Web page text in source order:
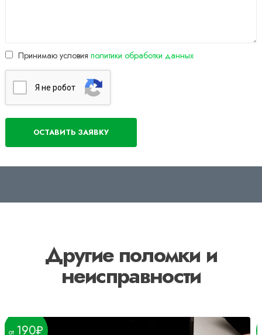
Принимаю условия политики обработки данных
Я нe poбoт
Другие поломки и
неисправности
190